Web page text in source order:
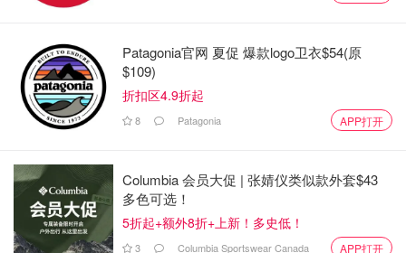
Patagonia官网 夏促 爆款logo卫衣$54(原
$109)
折扣区4.9折起
8 Patagonia APP打开
Columbia 会员大促 | 张婧仪类似款外套$43
多色可选！
5折起+额外8折+上新！多史低！
3 Columbia Sportswear Canada APP打开